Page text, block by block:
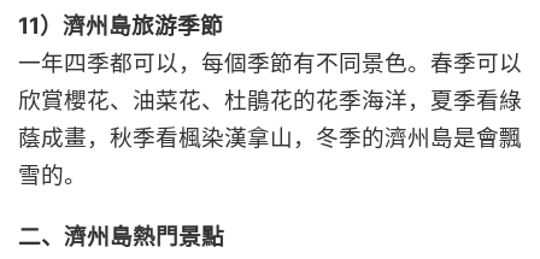
11）濟州島旅游季節
一年四季都可以，每個季節有不同景色。春季可以
欣賞櫻花、油菜花、杜鵑花的花季海洋，夏季看綠
蔭成畫，秋季看楓染漢拿山，冬季的濟州島是會飄
雪的。
二、濟州島熱門景點